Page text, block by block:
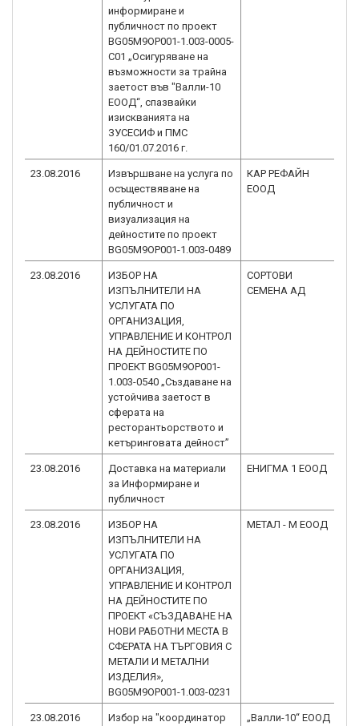
информиране и
публичност по проект
BG05M9OP001-1.003-0005-
C01 „Осигуряване на
възможности за трайна
заетост във "Валли-10
ЕООД“, спазвайки
изискванията на
ЗУСЕСИФ и ПМС
160/01.07.2016 г.
23.08.2016
Извършване на услуга по
осъществяване на
публичност и
визуализация на
дейностите по проект
BG05M9OP001-1.003-0489
КАР РЕФАЙН
EООД
23.08.2016
ИЗБОР НА
ИЗПЪЛНИТЕЛИ НА
УСЛУГАТА ПО
ОРГАНИЗАЦИЯ,
УПРАВЛЕНИЕ И КОНТРОЛ
НА ДЕЙНОСТИТЕ ПО
ПРОЕКТ BG05M9OP001-
1.003-0540 „Създаване на
устойчива заетост в
сферата на
ресторантьорството и
кетъринговата дейност”
СОРТОВИ
СЕМЕНА АД
23.08.2016
Доставка на материали
за Информиране и
публичност
ЕНИГМА 1 ЕООД
23.08.2016
ИЗБОР НА
ИЗПЪЛНИТЕЛИ НА
УСЛУГАТА ПО
ОРГАНИЗАЦИЯ,
УПРАВЛЕНИЕ И КОНТРОЛ
НА ДЕЙНОСТИТЕ ПО
ПРОЕКТ «СЪЗДАВАНЕ НА
НОВИ РАБОТНИ МЕСТА В
СФЕРАТА НА ТЪРГОВИЯ С
МЕТАЛИ И МЕТАЛНИ
ИЗДЕЛИЯ»,
BG05М9ОР001-1.003-0231
МЕТАЛ - М ЕООД
23.08.2016
Избор на "координатор
„Валли-10“ ЕООД